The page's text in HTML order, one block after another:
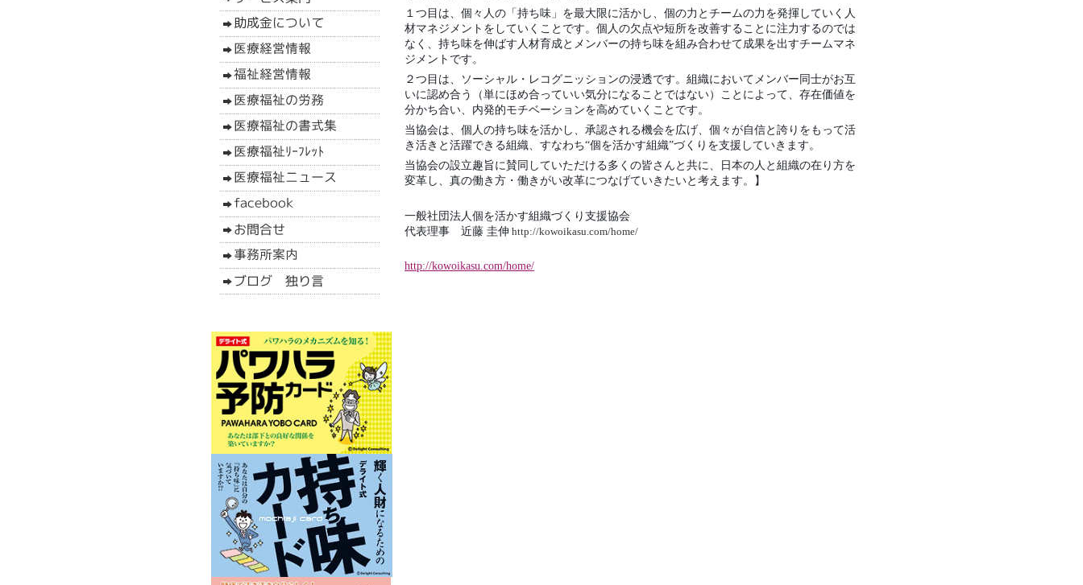
１つ目は、個々人の「持ち味」を最大限に活かし、個の力とチームの力を発揮していく人
材マネジメントをしていくことです。個人の欠点や短所を改善することに注力するのでは
なく、持ち味を伸ばす人材育成とメンバーの持ち味を組み合わせて成果を出すチームマネ
ジメントです。
２つ目は、ソーシャル・レコグニッションの浸透です。組織においてメンバー同士がお互
いに認め合う（単にほめ合っていい気分になることではない）ことによって、存在価値を
分かち合い、内発的モチベーションを高めていくことです。
当協会は、個人の持ち味を活かし、承認される機会を広げ、個々が自信と誇りをもって活
き活きと活躍できる組織、すなわち“個を活かす組織”づくりを支援していきます。
当協会の設立趣旨に賛同していただける多くの皆さんと共に、日本の人と組織の在り方を
変革し、真の働き方・働きがい改革につなげていきたいと考えます。】
一般社団法人個を活かす組織づくり支援協会
代表理事 近藤 圭伸 http://kowoikasu.com/home/
http://kowoikasu.com/home/